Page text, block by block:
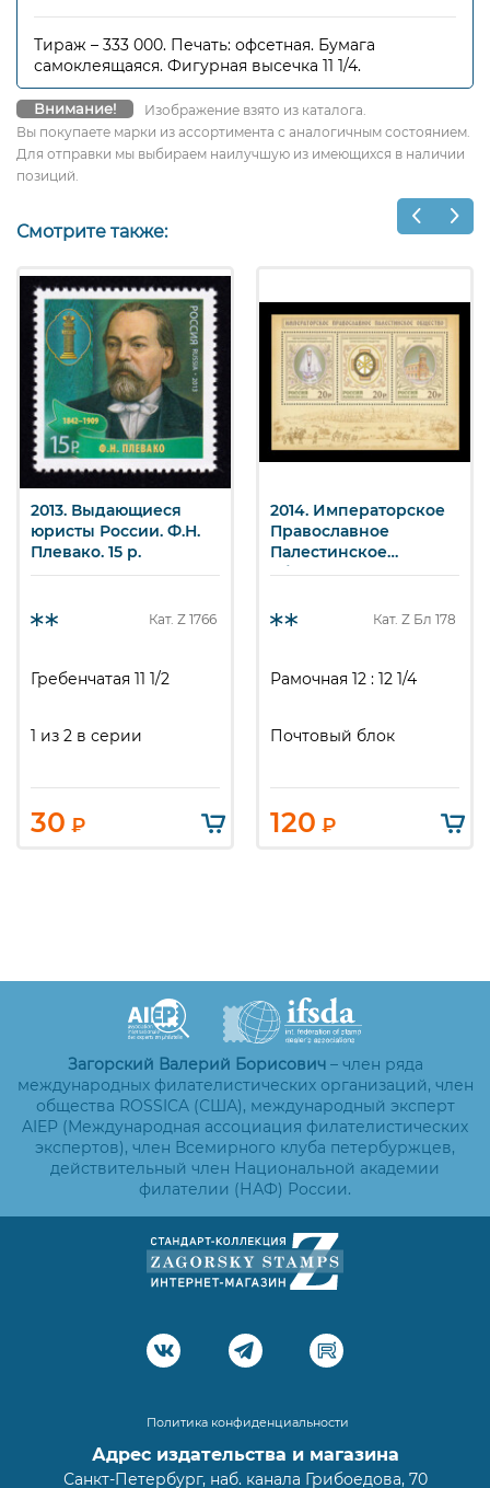
Тираж – 333 000. Печать: офсетная. Бумага
самоклеящаяся. Фигурная высечка 11 1/4.
Внимание!
Изображение взято из каталога.
Вы покупаете марки из ассортимента с аналогичным состоянием.
Для отправки мы выбираем наилучшую из имеющихся в наличии
позиций.
Смотрите также:
2013. Выдающиеся
юристы России. Ф.Н.
Плевако. 15 р.
Кат. Z 1766
Гребенчатая 11 1/2
1 из 2 в серии
30 ₽
2014. Императорское
Православное
Палестинское
общество. Почтовый
р. х 3
Кат. Z Бл 178
Рамочная 12 : 12 1/4
Почтовый блок
120 ₽
Загорский Валерий Борисович– член ряда
международных филателистических организаций, член
общества ROSSICA (США), международный эксперт
AIEP (Международная ассоциация филателистических
экспертов), член Всемирного клуба петербуржцев,
действительный член Национальной академии
филателии (НАФ) России.
Политика конфиденциальности
Адрес издательства и магазина
Санкт-Петербург, наб. канала Грибоедова, 70